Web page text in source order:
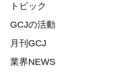
トピック
GCJの活動
月刊GCJ
業界NEWS